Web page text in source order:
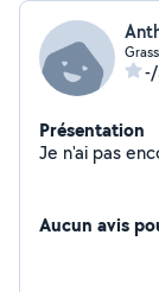
Présentation
Aucun avis